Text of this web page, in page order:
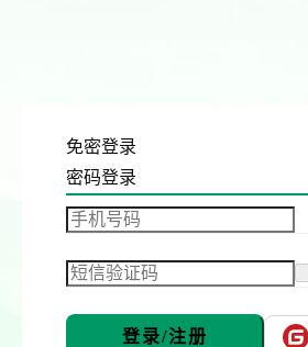
免密登录
密码登录
登录/注册